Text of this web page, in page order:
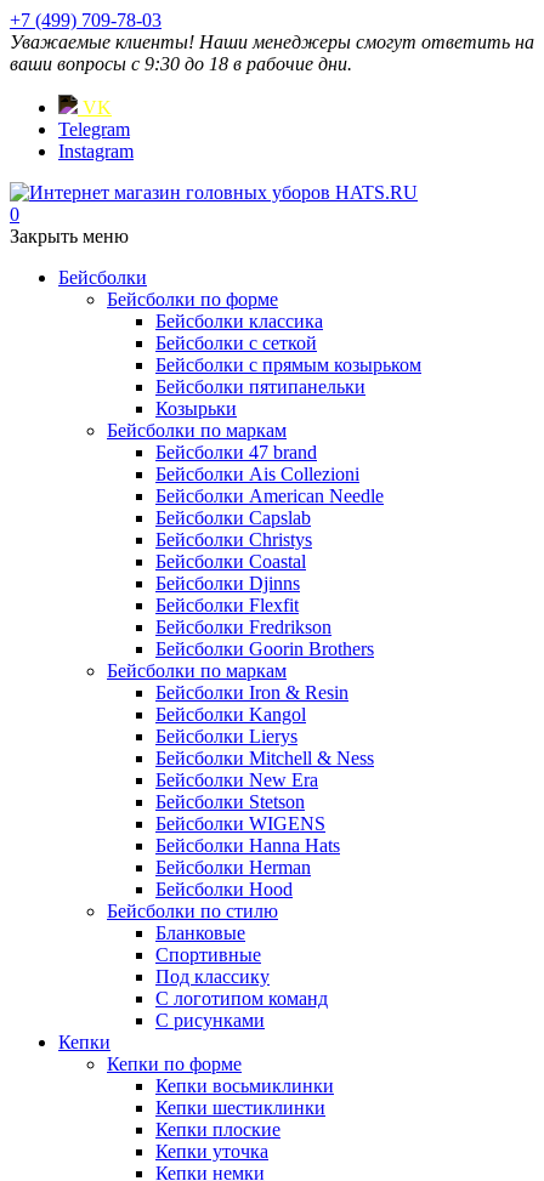
+7 (499) 709-78-03
Уважаемые клиенты! Наши менеджеры смогут ответить на
ваши вопросы с 9:30 до 18 в рабочие дни.
VK
Telegram
Instagram
0
Закрыть меню
Бейсболки
Бейсболки по форме
Бейсболки классика
Бейсболки с сеткой
Бейсболки с прямым козырьком
Бейсболки пятипанельки
Козырьки
Бейсболки по маркам
Бейсболки 47 brand
Бейсболки Ais Collezioni
Бейсболки American Needle
Бейсболки Capslab
Бейсболки Christys
Бейсболки Coastal
Бейсболки Djinns
Бейсболки Flexfit
Бейсболки Fredrikson
Бейсболки Goorin Brothers
Бейсболки по маркам
Бейсболки Iron & Resin
Бейсболки Kangol
Бейсболки Lierys
Бейсболки Mitchell & Ness
Бейсболки New Era
Бейсболки Stetson
Бейсболки WIGENS
Бейсболки Hanna Hats
Бейсболки Herman
Бейсболки Hood
Бейсболки по стилю
Бланковые
Спортивные
Под классику
С логотипом команд
С рисунками
Кепки
Кепки по форме
Кепки восьмиклинки
Кепки шестиклинки
Кепки плоские
Кепки уточка
Кепки немки